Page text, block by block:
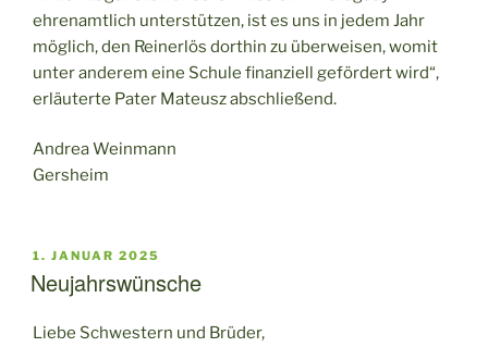
ehrenamtlich unterstützen, ist es uns in jedem Jahr
möglich, den Reinerlös dorthin zu überweisen, womit
unter anderem eine Schule finanziell gefördert wird“,
erläuterte Pater Mateusz abschließend.
Andrea Weinmann
Gersheim
VERÖFFENTLICHT
AM
1. JANUAR 2025
Neujahrswünsche
Liebe Schwestern und Brüder,